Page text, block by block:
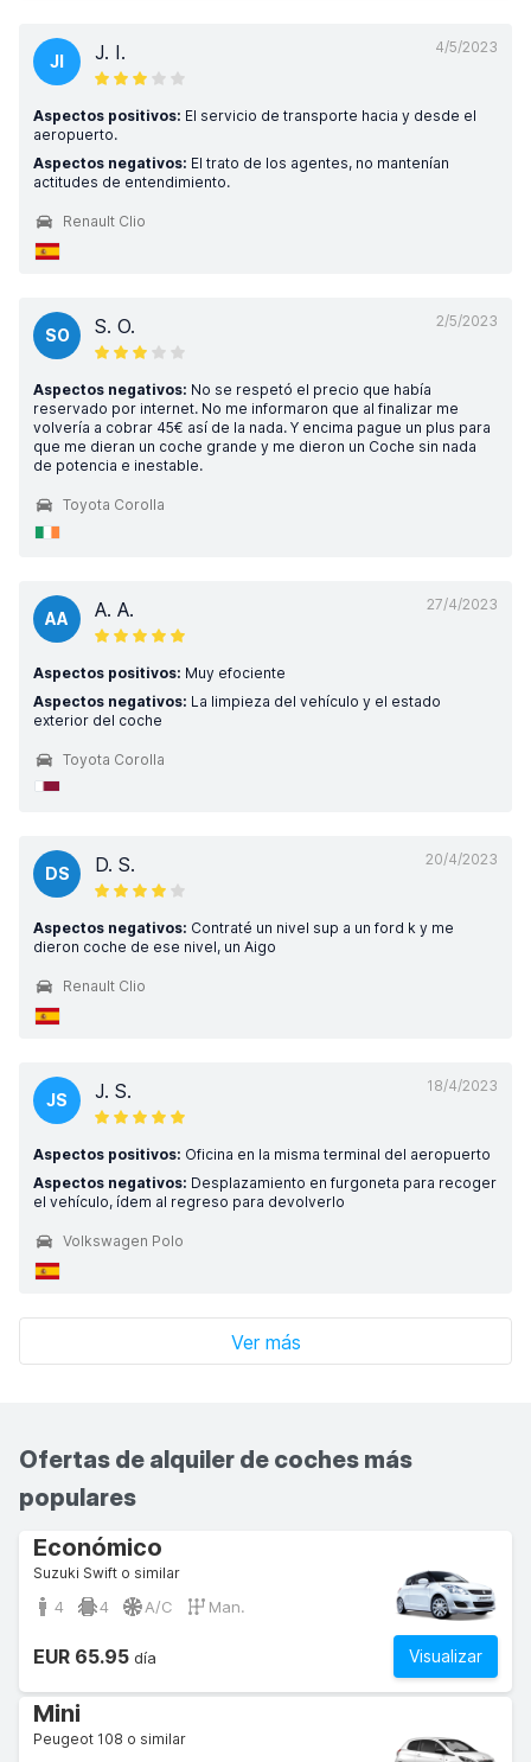
4/5/2023
JI J. I.
Aspectos positivos: El servicio de transporte hacia y desde el
aeropuerto.
Aspectos negativos: El trato de los agentes, no mantenían
actitudes de entendimiento.
Renault Clio
2/5/2023
SO S. O.
Aspectos negativos: No se respetó el precio que había
reservado por internet. No me informaron que al finalizar me
volvería a cobrar 45€ así de la nada. Y encima pague un plus para
que me dieran un coche grande y me dieron un Coche sin nada
de potencia e inestable.
Toyota Corolla
27/4/2023
AA A. A.
Aspectos positivos: Muy efociente
Aspectos negativos: La limpieza del vehículo y el estado
exterior del coche
Toyota Corolla
20/4/2023
DS D. S.
Aspectos negativos: Contraté un nivel sup a un ford k y me
dieron coche de ese nivel, un Aigo
Renault Clio
18/4/2023
JS J. S.
Aspectos positivos: Oficina en la misma terminal del aeropuerto
Aspectos negativos: Desplazamiento en furgoneta para recoger
el vehículo, ídem al regreso para devolverlo
Volkswagen Polo
Ver más
Ofertas de alquiler de coches más
populares
Económico
Suzuki Swift o similar
4 4 A/C Man.
Visualizar
EUR 65.95 día
Mini
Peugeot 108 o similar